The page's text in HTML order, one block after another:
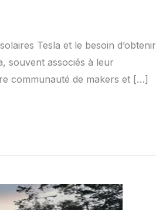
Tesla et le besoin d’obtenir
souvent associés à leur
communauté de makers et […]